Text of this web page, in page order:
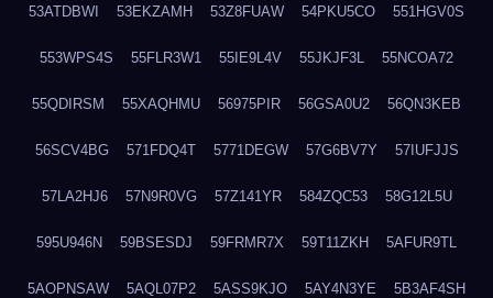
53ATDBWI 53EKZAMH 53Z8FUAW 54PKU5CO 551HGV0S
553WPS4S 55FLR3W1 55IE9L4V 55JKJF3L 55NCOA72
55QDIRSM 55XAQHMU 56975PIR 56GSA0U2 56QN3KEB
56SCV4BG 571FDQ4T 5771DEGW 57G6BV7Y 57IUFJJS
57LA2HJ6 57N9R0VG 57Z141YR 584ZQC53 58G12L5U
595U946N 59BSESDJ 59FRMR7X 59T11ZKH 5AFUR9TL
5AOPNSAW 5AQL07P2 5ASS9KJO 5AY4N3YE 5B3AF4SH